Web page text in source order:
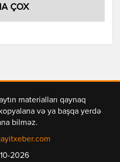
ÇOX
materialları qaynaq
və ya başqa yerdə
bilməz.
2026